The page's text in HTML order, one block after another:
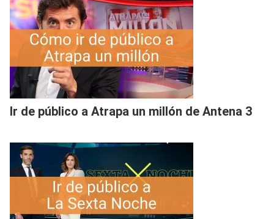
Ir de público a Atrapa un millón de Antena 3